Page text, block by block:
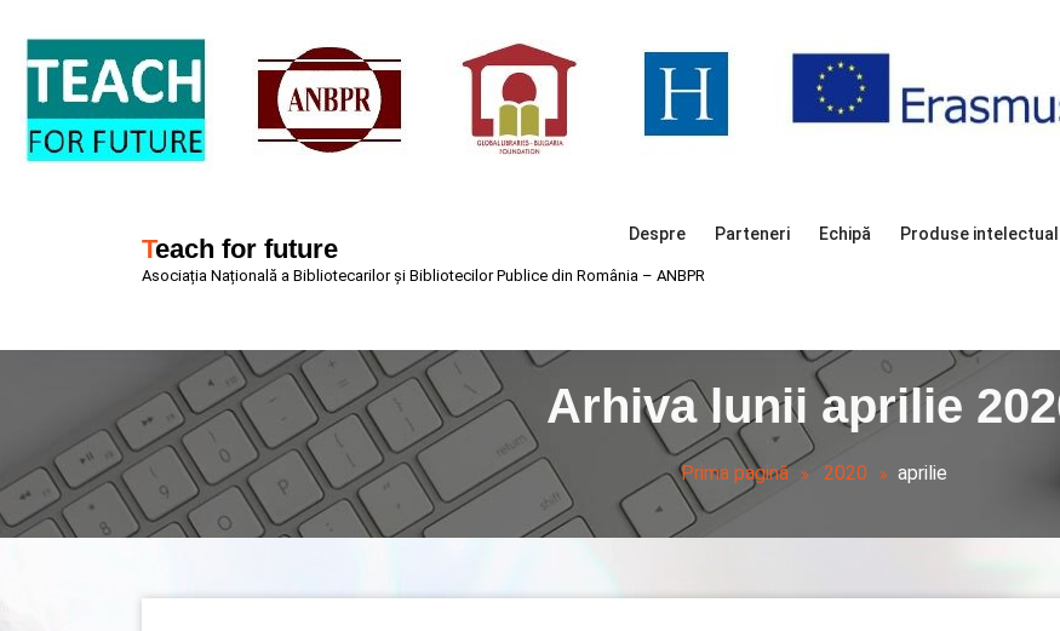
conținut
Teach for future
Asociația Națională a Bibliotecarilor și Bibliotecilor Publice din România – ANBPR
Despre Parteneri Echipă Produse
Arhiva lunii aprilie
Prima pagină 2020 aprilie